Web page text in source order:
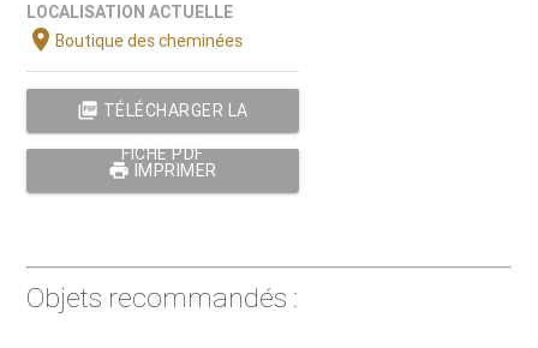
LOCALISATION ACTUELLE
location_onBoutique des cheminées
picture_as_pdf TÉLÉCHARGER LA
FICHE PDF
print IMPRIMER
Objets recommandés :